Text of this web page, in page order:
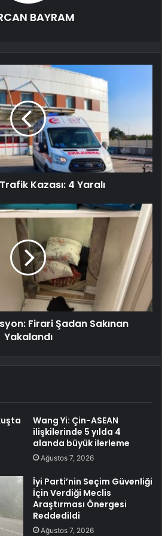
BAYRAM
Kazası: 4 Yaralı
Firari Şadan Sakınan
Yakalandı
Wang Yi: Çin-ASEAN
ilişkilerinde 5 yılda 4
alanda büyük ilerleme
Ağustos 7, 2026
İyi Parti’nin Seçim Güvenliği
İçin Verdiği Meclis
Araştırması Önergesi
Reddedildi
Ağustos 7, 2026